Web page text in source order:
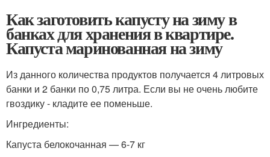
Как заготовить капусту на зиму в
банках для хранения в квартире.
Капуста маринованная на зиму
Из данного количества продуктов получается 4 литровых
банки и 2 банки по 0,75 литра. Если вы не очень любите
гвоздику - кладите ее поменьше.
Ингредиенты:
Капуста белокочанная — 6-7 кг